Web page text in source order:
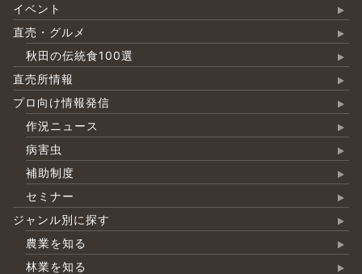
イベント
直売・グルメ
秋田の伝統食100選
直売所情報
プロ向け情報発信
作況ニュース
病害虫
補助制度
セミナー
ジャンル別に探す
農業を知る
林業を知る